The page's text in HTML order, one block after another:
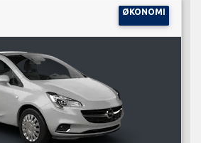
ØKONOMI